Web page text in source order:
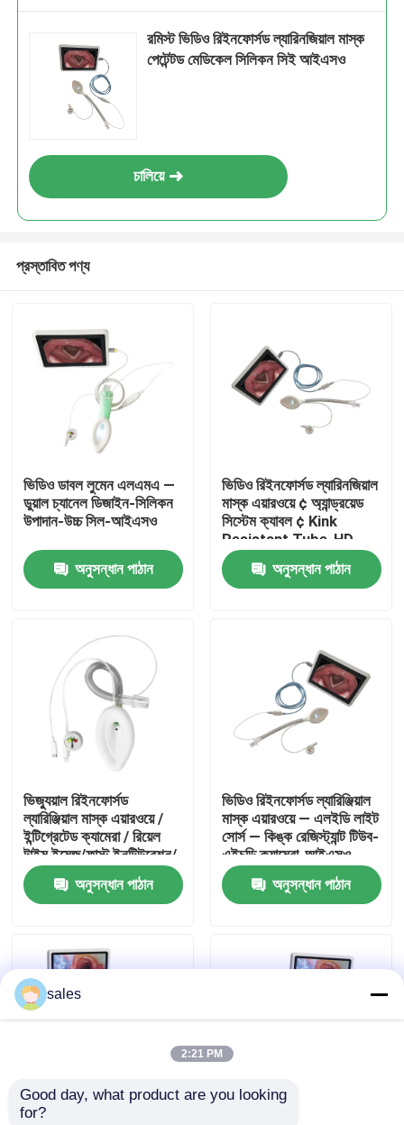
VR প্রদর্শন
কারখানা ভ্রমণ
মান নিয়ন্ত্রণ
আমাদের সাথে যোগাযোগ করুন
উদ্ধৃতির জন্য আবেদন
ল্যারিঞ্জিয়াল মাস্ক এয়ারওয়ে
রমিস্ট ভিডিও রিইনফোর্সড ল্যারিনজিয়াল মাস্ক
পেটেন্টড মেডিকেল সিলিকন সিই আইএসও
চালিয়ে
প্রস্তাবিত পণ্য
ভিডিও ডাবল লুমেন এলএমএ —
ডুয়াল চ্যানেল ডিজাইন-সিলিকন
উপাদান-উচ্চ সিল-আইএসও
অনুসন্ধান পাঠান
ভিডিও রিইনফোর্সড ল্যারিনজিয়াল
মাস্ক এয়ারওয়ে ¢ অ্যান্ড্রয়েড
সিস্টেম ক্যাবল ¢ Kink
Resistant Tube-HD
Camera-ISO
অনুসন্ধান পাঠান
ভিজ্যুয়াল রিইনফোর্সড
ল্যারিঞ্জিয়াল মাস্ক এয়ারওয়ে /
ইন্টিগ্রেটেড ক্যামেরা / রিয়েল
টাইম ইমেজ/ফাস্ট ইনটিউবেশন/
আইএসও
অনুসন্ধান পাঠান
ভিডিও রিইনফোর্সড ল্যারিঞ্জিয়াল
মাস্ক এয়ারওয়ে — এলইডি লাইট
সোর্স — কিঙ্ক রেজিস্ট্যান্ট টিউব-
এইচডি ক্যামেরা-আইএসও
অনুসন্ধান পাঠান
ভিজ্যুয়াল কম্বাইন্ড
sales
2:21 PM
Good day, what product are you looking
for?